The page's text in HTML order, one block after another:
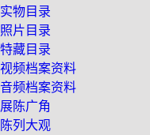
实物目录
照片目录
特藏目录
视频档案资料
音频档案资料
展陈广角
陈列大观